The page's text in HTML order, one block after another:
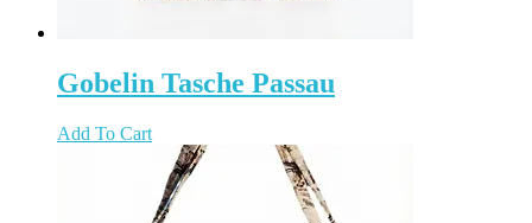
Gobelin Tasche Passau
Add To Cart